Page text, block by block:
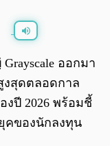
ออกมา
งสุดตลอดกาล
งปี 2026 พร้อมชี้
คของนักลงทุน